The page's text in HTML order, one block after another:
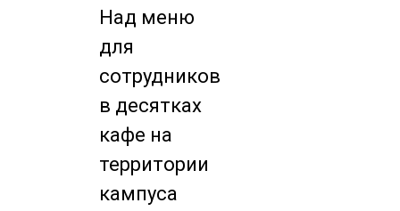
Над меню
для
сотрудников
в десятках
кафе на
территории
кампуса